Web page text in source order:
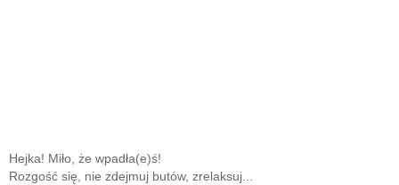
Hejka! Miło, że wpadła(e)ś!
Rozgość się, nie zdejmuj butów, zrelaksuj...